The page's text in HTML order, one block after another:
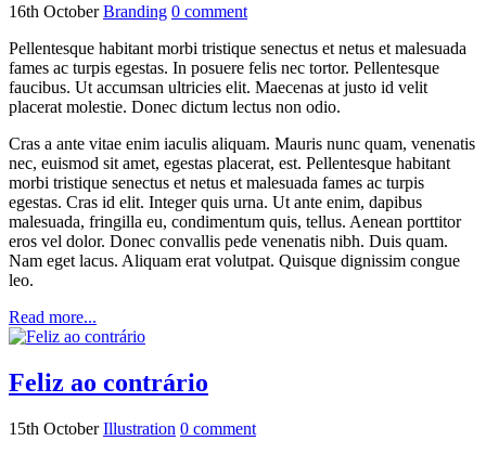
16th OctoberBranding 0 comment
Pellentesque habitant morbi tristique senectus et netus et malesuada
fames ac turpis egestas. In posuere felis nec tortor. Pellentesque
faucibus. Ut accumsan ultricies elit. Maecenas at justo id velit
placerat molestie. Donec dictum lectus non odio.
Cras a ante vitae enim iaculis aliquam. Mauris nunc quam, venenatis
nec, euismod sit amet, egestas placerat, est. Pellentesque habitant
morbi tristique senectus et netus et malesuada fames ac turpis
egestas. Cras id elit. Integer quis urna. Ut ante enim, dapibus
malesuada, fringilla eu, condimentum quis, tellus. Aenean porttitor
eros vel dolor. Donec convallis pede venenatis nibh. Duis quam.
Nam eget lacus. Aliquam erat volutpat. Quisque dignissim congue
leo.
Read more...
Feliz ao contrário
15th OctoberIllustration 0 comment